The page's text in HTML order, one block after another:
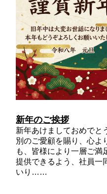
新年のご挨拶
新年あけましておめでと
別のご愛顧を賜り、心よ
も、皆様により一層ご満
提供できるよう、社員一
いり……